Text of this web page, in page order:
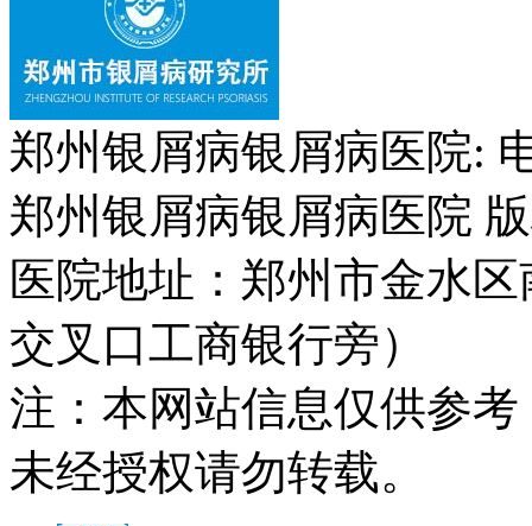
郑州银屑病银屑病医院:
郑州银屑病银屑病医院
医院地址：郑州市金水
交叉口工商银行旁）
注：本网站信息仅供参
未经授权请勿转载。